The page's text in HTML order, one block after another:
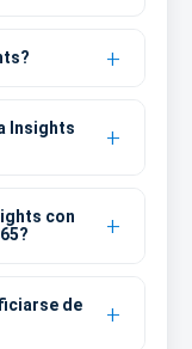
Insights
con
de